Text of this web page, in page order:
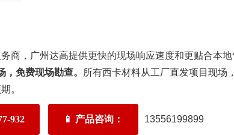
商，广州达高提供更快的现场响应速度和更贴合本
，免费现场勘查。 所有西卡材料从工厂直发项目现场
。
932 📱 产品咨询： 13556199899